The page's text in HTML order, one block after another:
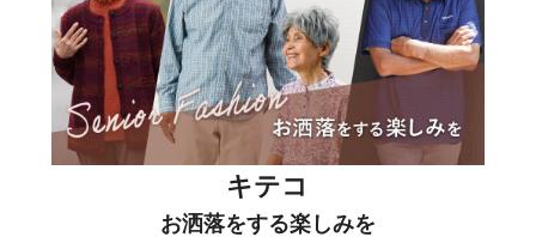
キテコ
お洒落をする楽しみを